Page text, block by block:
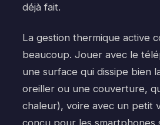
déjà fait.
La gestion thermique active
beaucoup. Jouer avec le
une surface qui dissipe bien
oreiller ou une couverture,
chaleur), voire avec un petit